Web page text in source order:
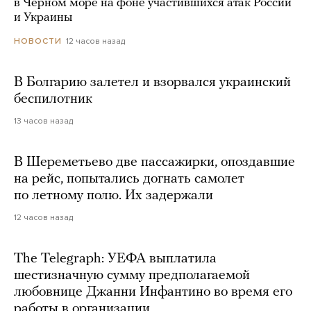
в Черном море на фоне участившихся атак России
и Украины
НОВОСТИ 12 часов назад
В Болгарию залетел и взорвался украинский
беспилотник
13 часов назад
В Шереметьево две пассажирки, опоздавшие
на рейс, попытались догнать самолет
по летному полю. Их задержали
12 часов назад
The Telegraph: УЕФА выплатила
шестизначную сумму предполагаемой
любовнице Джанни Инфантино во время его